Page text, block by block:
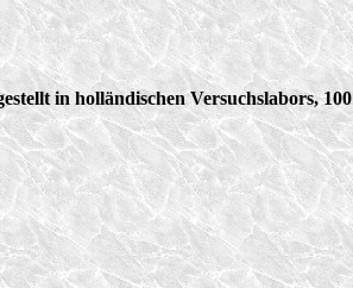
in holländischen Versuchslabors,